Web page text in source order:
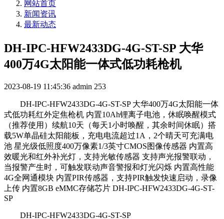
网站首页
新闻资讯
最新动态
DH-IPC-HFW2433DG-4G-ST-SP 大华
400万4G太阳能一体式低功耗枪机
2023-08-19 11:45:36 admin 253
DH-IPC-HFW2433DG-4G-ST-SP 大华400万4G太阳能一体
式低功耗红外定焦枪机 内置10Ah锂离子电池，休眠唤醒模式
（推荐使用）续航10天（每天1小时唤醒，其余时间休眠）搭
载5W单晶硅太阳能板，充电电流超过1A，2个晴天可充满电
池 星光级低照度400万像素1/3英寸CMOS图像传感器 内置高
效暖光和红外补光灯，支持光敏传感器 支持声光报警联动，
当报警产生时，可触发联动声音警报和灯光闪烁 内置高性能
4G全网通模块 内置PIR传感器，支持PIR触发快速启动，录像
上传 内置8GB eMMC存储芯片 DH-IPC-HFW2433DG-4G-ST-
SP
DH-IPC-HFW2433DG-4G-ST-SP